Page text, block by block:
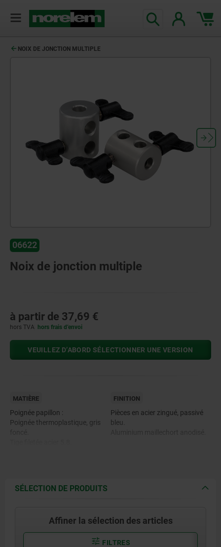
NOIX DE JONCTION MULTIPLE
06622
Noix de jonction multiple
à partir de 37,69 €
hors TVA hors frais d’envoi
VEUILLEZ D’ABORD SÉLECTIONNER UNE VERSION
MATIÈRE
Poignée papillon :
Poignée thermoplastique, gris
FINITION
Pièces en acier zingué, passivé
bleu.
SÉLECTION DE PRODUITS
Affiner la sélection des articles
FILTRES